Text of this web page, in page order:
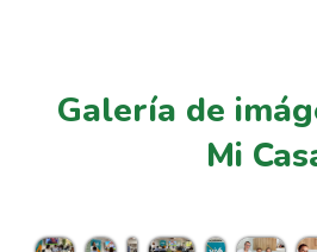
Galería de
Mi